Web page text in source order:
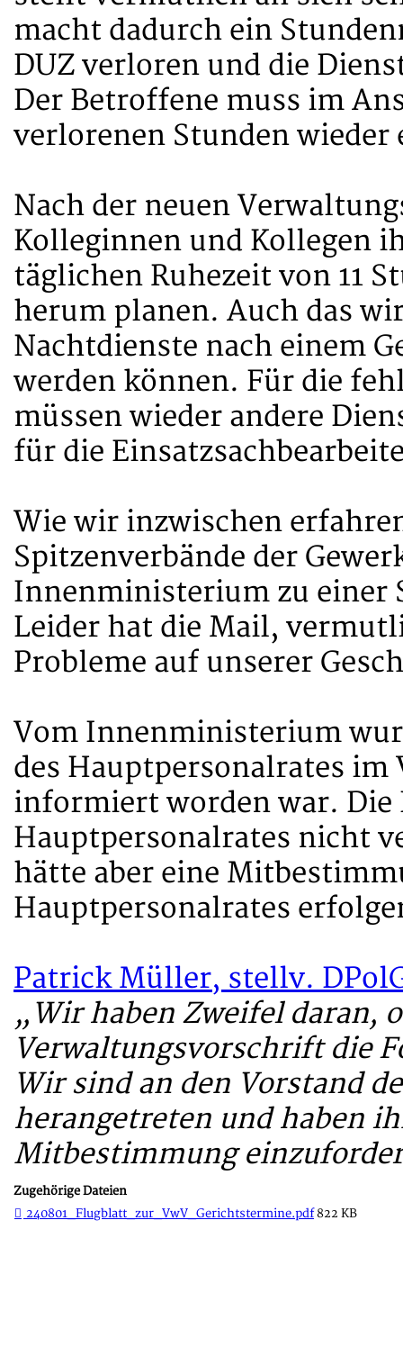
macht dadurch ein
DUZ verloren und die
Der Betroffene muss im
verlorenen Stunden
Nach der neuen
Kolleginnen und Kollegen
täglichen Ruhezeit von 11
herum planen. Auch das
Nachtdienste nach einem
werden können. Für die
müssen wieder andere
für die
Wie wir inzwischen
Spitzenverbände der
Innenministerium zu einer
Leider hat die Mail,
Probleme auf unserer
Vom Innenministerium
des Hauptpersonalrates im
informiert worden war. Die
Hauptpersonalrates nicht
hätte aber eine
Hauptpersonalrates
Patrick Müller, stellv.
„Wir haben Zweifel daran,
Verwaltungsvorschrift die
Wir sind an den Vorstand
herangetreten und haben
Mitbestimmung
Zugehörige Dateien
240801_Flugblatt_zur_VwV_Gerichtstermine.pdf822 KB